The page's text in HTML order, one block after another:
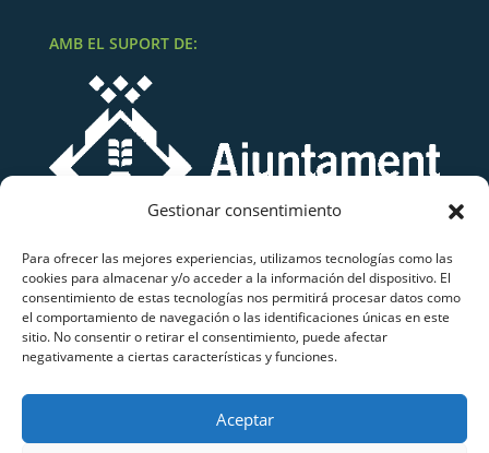
Gestionar consentimiento
Para ofrecer las mejores experiencias, utilizamos tecnologías como las
cookies para almacenar y/o acceder a la información del dispositivo. El
consentimiento de estas tecnologías nos permitirá procesar datos como
el comportamiento de navegación o las identificaciones únicas en este
sitio. No consentir o retirar el consentimiento, puede afectar
negativamente a ciertas características y funciones.
Aceptar
AMB EL SUPORT DE:
Grup Atletisme Lluïsos Mataró
Copyright © 2026 Grup Atletisme Lluïsos Mataró.